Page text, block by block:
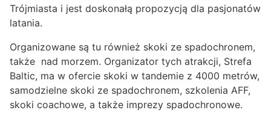
Trójmiasta i jest doskonałą propozycją dla pasjonatów
latania.
Organizowane są tu również skoki ze spadochronem,
także nad morzem. Organizator tych atrakcji, Strefa
Baltic, ma w ofercie skoki w tandemie z 4000 metrów,
samodzielne skoki ze spadochronem, szkolenia AFF,
skoki coachowe, a także imprezy spadochronowe.